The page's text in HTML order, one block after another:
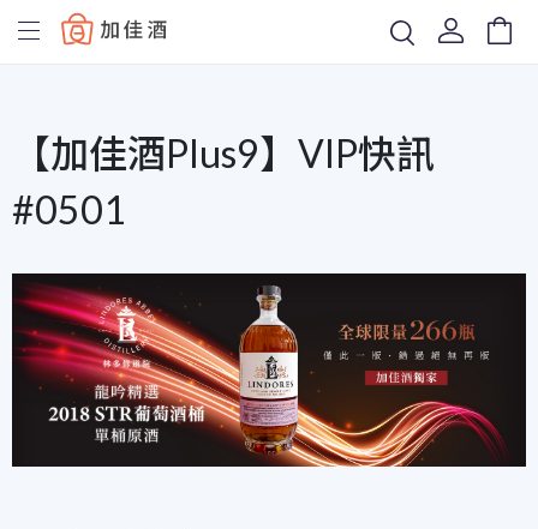
Baccus
【加佳酒Plus9】VIP快訊
#0501